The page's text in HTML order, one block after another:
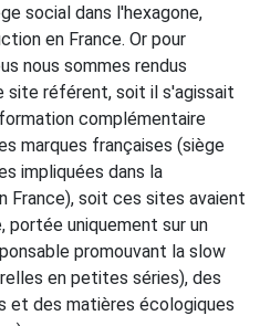
social dans l'hexagone,
en France. Or pour
nous sommes rendus
site référent, soit il s'agissait
complémentaire
marques françaises (siège
impliquées dans la
France), soit ces sites avaient
uniquement sur un
promouvant la slow
en petites séries), des
et des matières écologiques